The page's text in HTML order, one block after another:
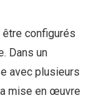
configurés
Dans un
avec plusieurs
mise en œuvre